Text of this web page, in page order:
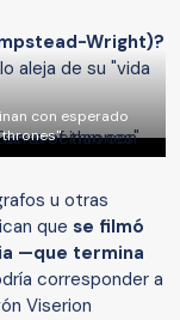
Wright)?
aleja de su "vida
con esperado
u otras
que se filmó
—que termina
corresponder a
Viserion